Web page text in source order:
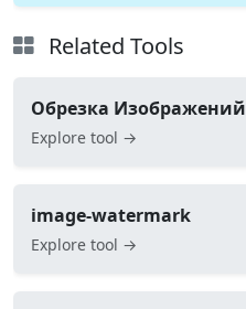
Related Tools
Обрезка Изображений
Explore tool →
image-watermark
Explore tool →